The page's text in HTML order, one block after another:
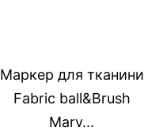
Маркер для тканини
Fabric ball&Brush
Marv...